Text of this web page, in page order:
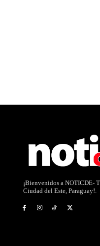
¡Bienvenidos a NOTICDE-
Ciudad del Este, Paraguay!.